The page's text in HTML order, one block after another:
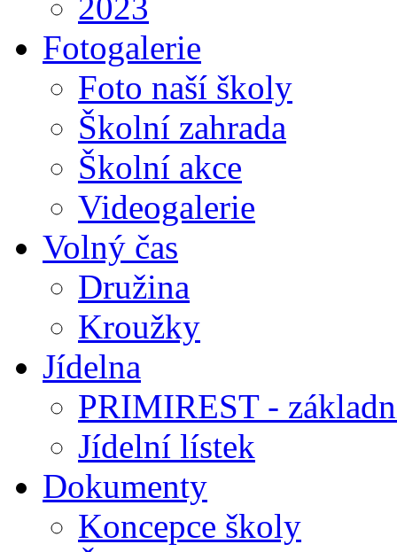
2023
Fotogalerie
Foto naší školy
Školní zahrada
Školní akce
Videogalerie
Volný čas
Družina
Kroužky
Jídelna
PRIMIREST -
Jídelní lístek
Dokumenty
Koncepce školy